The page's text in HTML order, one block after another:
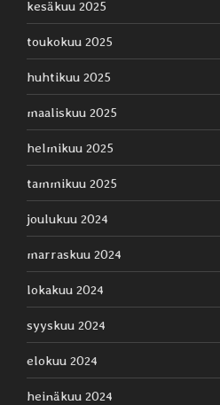
kesäkuu 2025
toukokuu 2025
huhtikuu 2025
maaliskuu 2025
helmikuu 2025
tammikuu 2025
joulukuu 2024
marraskuu 2024
lokakuu 2024
syyskuu 2024
elokuu 2024
heinäkuu 2024